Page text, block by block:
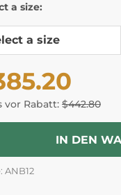
a size:
vor Rabatt: $442.80
IN DEN
ANB12